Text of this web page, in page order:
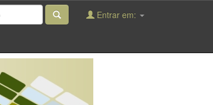
Entrar em: